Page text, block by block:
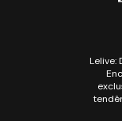
Lelive: